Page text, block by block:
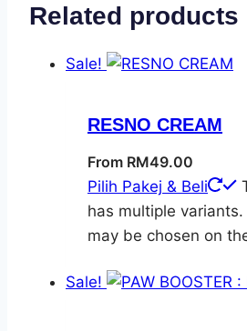
Related products
Sale!
RESNO CREAM
From RM49.00
Pilih Pakej & Beli
has multiple
may be chosen on
Sale!